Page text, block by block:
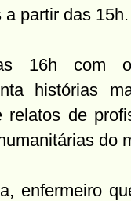
partir das 15h.
16h com
histórias
de
do
enfermeiro